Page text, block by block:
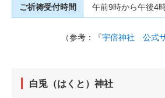
ご祈祷受付時間 午前9時から午後4
（参考：『宇倍神社 公式
白兎（はくと）神社